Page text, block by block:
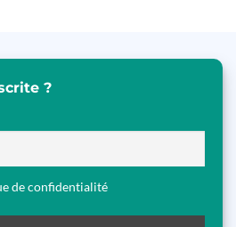
?
de confidentialité